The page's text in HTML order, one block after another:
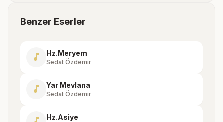
Benzer Eserler
music_note Hz.Meryem
Sedat Özdemir
music_note Yar Mevlana
Sedat Özdemir
Hz.Asiye